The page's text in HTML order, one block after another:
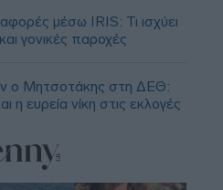
μέσω IRIS: Τι ισχύει
γονικές παροχές
ο Μητσοτάκης στη ΔΕΘ:
η ευρεία νίκη στις εκλογές